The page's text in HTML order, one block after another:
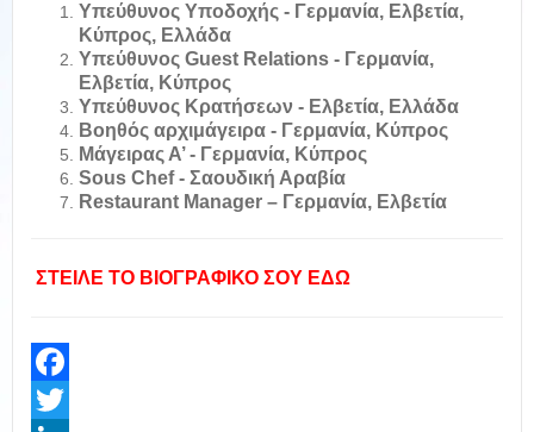
Υπεύθυνος Υποδοχής - Γερμανία, Ελβετία,
Κύπρος, Ελλάδα
Υπεύθυνος Guest Relations - Γερμανία,
Ελβετία, Κύπρος
Υπεύθυνος Κρατήσεων - Ελβετία, Ελλάδα
Βοηθός αρχιμάγειρα - Γερμανία, Κύπρος
Μάγειρας Α’ - Γερμανία, Κύπρος
Sous Chef - Σαουδική Αραβία
Restaurant Manager – Γερμανία, Ελβετία
ΣΤΕΙΛΕ ΤΟ ΒΙΟΓΡΑΦΙΚΟ ΣΟΥ ΕΔΩ
Facebook